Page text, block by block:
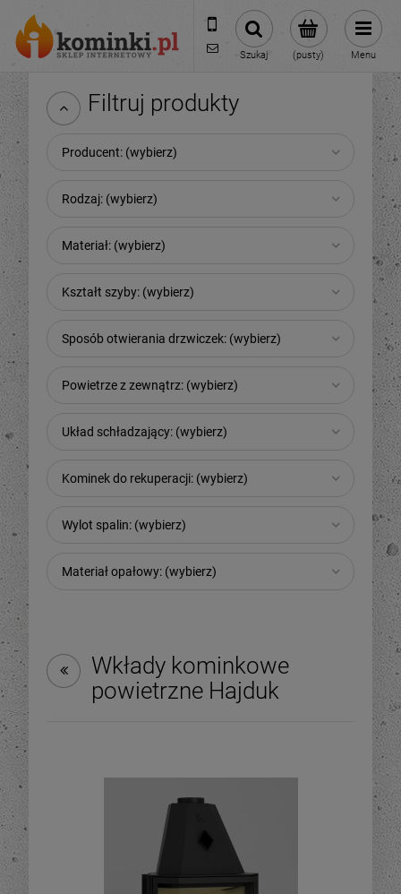
601954074
biuro@ikominki.pl
(pusty)
Szukaj Menu
Filtruj produkty
Producent: (wybierz)
Rodzaj: (wybierz)
Materiał: (wybierz)
Kształt szyby: (wybierz)
Sposób otwierania drzwiczek: (wybierz)
Powietrze z zewnątrz: (wybierz)
Układ schładzający: (wybierz)
Kominek do rekuperacji: (wybierz)
Wylot spalin: (wybierz)
Materiał opałowy: (wybierz)
Wkłady kominkowe
powietrzne Hajduk